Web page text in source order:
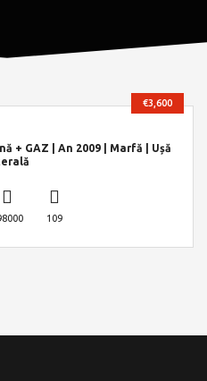
€3,600
+ GAZ | An 2009 | Marfă | Ușă
109